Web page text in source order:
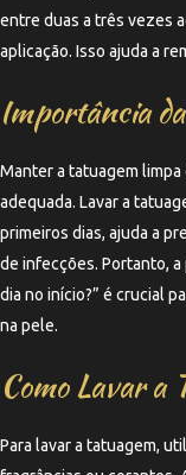
entre duas a três vezes
aplicação. Isso ajuda a
Importância
Manter a tatuagem
adequada. Lavar a
primeiros dias, ajuda a
de infecções. Portanto,
dia no início?” é crucial
na pele.
Como Lavar a
Para lavar a tatuagem,